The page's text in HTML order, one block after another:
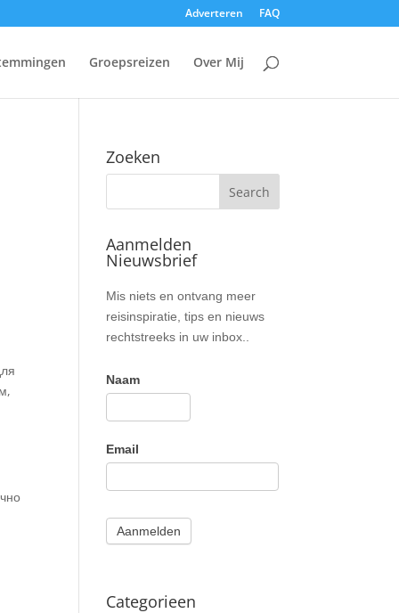
Adverteren FAQ
Groepsreizen Over Mij
Zoeken
Aanmelden
Nieuwsbrief
Mis niets en ontvang meer
reisinspiratie, tips en nieuws
rechtstreeks in uw inbox..
Naam
Email
Aanmelden
Categorieen